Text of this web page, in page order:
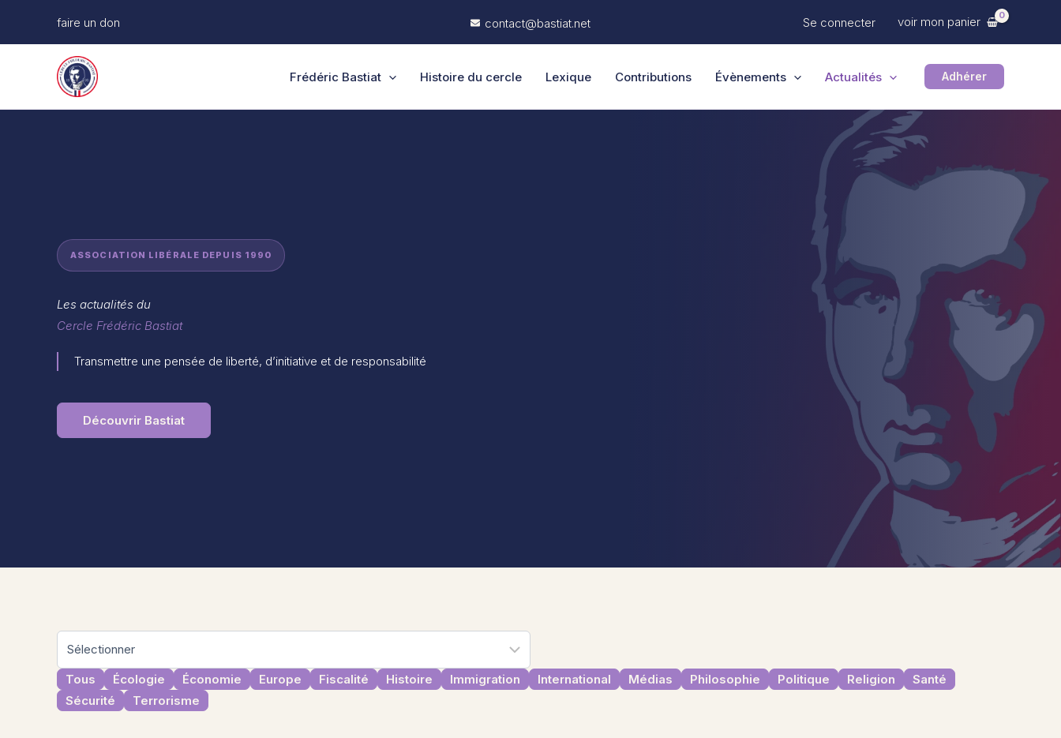
faire un don contact@bastiat.net Se connecter voir mon panier
Frédéric Bastiat Histoire du cercle Lexique Contributions Évènements Actualités Adhérer
ASSOCIATION LIBÉRALE DEPUIS 1990
Les actualités du
Cercle Frédéric Bastiat
Transmettre une pensée de liberté, d’initiative et de responsabilité
Découvrir Bastiat
Tous Écologie Économie Europe Fiscalité Histoire Immigration International Médias Philosophie Politique Religion
Santé
Sécurité
Terrorisme